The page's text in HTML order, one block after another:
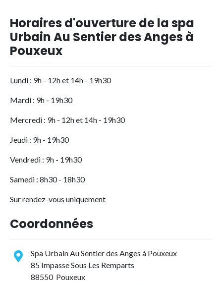
Horaires d'ouverture de la spa
Urbain Au Sentier des Anges à
Pouxeux
Lundi : 9h - 12h et 14h - 19h30
Mardi : 9h - 19h30
Mercredi : 9h - 12h et 14h - 19h30
Jeudi : 9h - 19h30
Vendredi : 9h - 19h30
Samedi : 8h30 - 18h30
Sur rendez-vous uniquement
Coordonnées
Spa Urbain Au Sentier des Anges à Pouxeux
85 Impasse Sous Les Remparts
88550 Pouxeux